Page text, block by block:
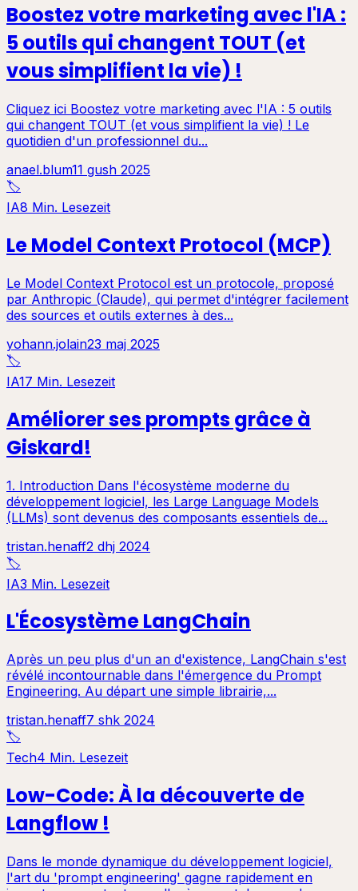
Boostez votre marketing avec l'IA :
5 outils qui changent TOUT (et
vous simplifient la vie) !
Cliquez ici Boostez votre marketing avec l'IA : 5 outils
qui changent TOUT (et vous simplifient la vie) ! Le
quotidien d'un professionnel du...
anael.blum11 gush 2025
🏷️
IA8 Min. Lesezeit
Le Model Context Protocol (MCP)
Le Model Context Protocol est un protocole, proposé
par Anthropic (Claude), qui permet d'intégrer facilement
des sources et outils externes à des...
yohann.jolain23 maj 2025
🏷️
IA17 Min. Lesezeit
Améliorer ses prompts grâce à
Giskard!
1. Introduction Dans l'écosystème moderne du
développement logiciel, les Large Language Models
(LLMs) sont devenus des composants essentiels de...
tristan.henaff2 dhj 2024
🏷️
IA3 Min. Lesezeit
L'Écosystème LangChain
Après un peu plus d'un an d'existence, LangChain s'est
révélé incontournable dans l'émergence du Prompt
Engineering. Au départ une simple librairie,...
tristan.henaff7 shk 2024
🏷️
Tech4 Min. Lesezeit
Low-Code: À la découverte de
Langflow !
Dans le monde dynamique du développement logiciel,
l'art du 'prompt engineering' gagne rapidement en